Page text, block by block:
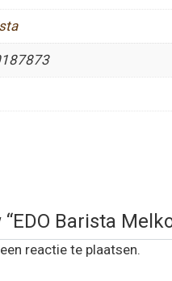
Barista
reactie te plaatsen.